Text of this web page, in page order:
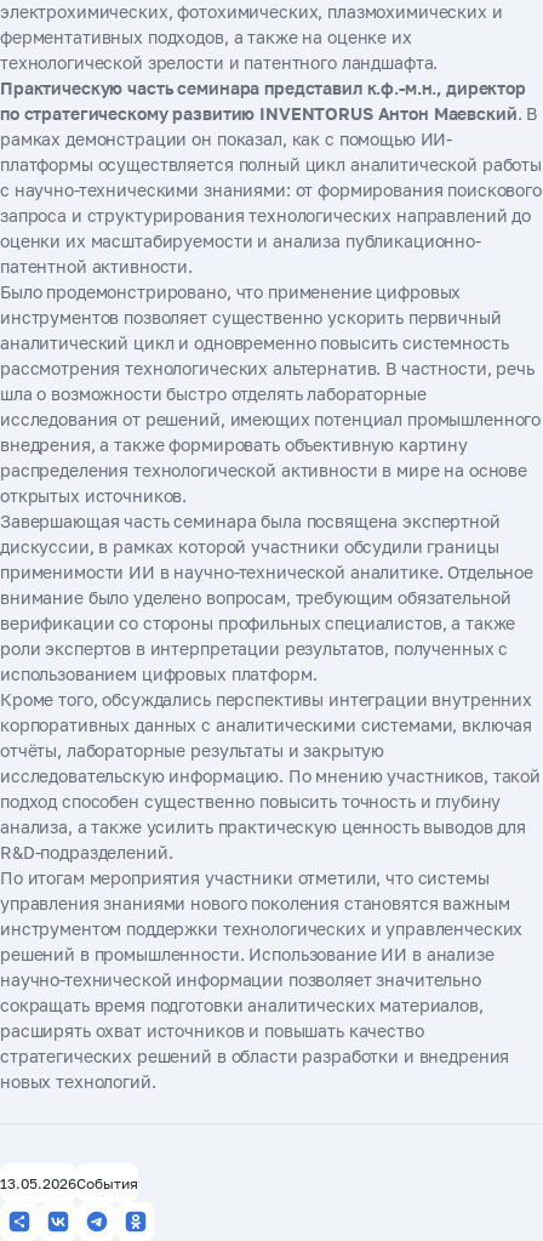
электрохимических, фотохимических, плазмохимических и
ферментативных подходов, а также на оценке их
технологической зрелости и патентного ландшафта.
Практическую часть семинара представил к.ф.-м.н., директор
по стратегическому развитию INVENTORUS Антон Маевский. В
рамках демонстрации он показал, как с помощью ИИ-
платформы осуществляется полный цикл аналитической работы
с научно-техническими знаниями: от формирования поискового
запроса и структурирования технологических направлений до
оценки их масштабируемости и анализа публикационно-
патентной активности.
Было продемонстрировано, что применение цифровых
инструментов позволяет существенно ускорить первичный
аналитический цикл и одновременно повысить системность
рассмотрения технологических альтернатив. В частности, речь
шла о возможности быстро отделять лабораторные
исследования от решений, имеющих потенциал промышленного
внедрения, а также формировать объективную картину
распределения технологической активности в мире на основе
открытых источников.
Завершающая часть семинара была посвящена экспертной
дискуссии, в рамках которой участники обсудили границы
применимости ИИ в научно-технической аналитике. Отдельное
внимание было уделено вопросам, требующим обязательной
верификации со стороны профильных специалистов, а также
роли экспертов в интерпретации результатов, полученных с
использованием цифровых платформ.
Кроме того, обсуждались перспективы интеграции внутренних
корпоративных данных с аналитическими системами, включая
отчёты, лабораторные результаты и закрытую
исследовательскую информацию. По мнению участников, такой
подход способен существенно повысить точность и глубину
анализа, а также усилить практическую ценность выводов для
R&D-подразделений.
По итогам мероприятия участники отметили, что системы
управления знаниями нового поколения становятся важным
инструментом поддержки технологических и управленческих
решений в промышленности. Использование ИИ в анализе
научно-технической информации позволяет значительно
сокращать время подготовки аналитических материалов,
расширять охват источников и повышать качество
стратегических решений в области разработки и внедрения
новых технологий.
13.05.2026События